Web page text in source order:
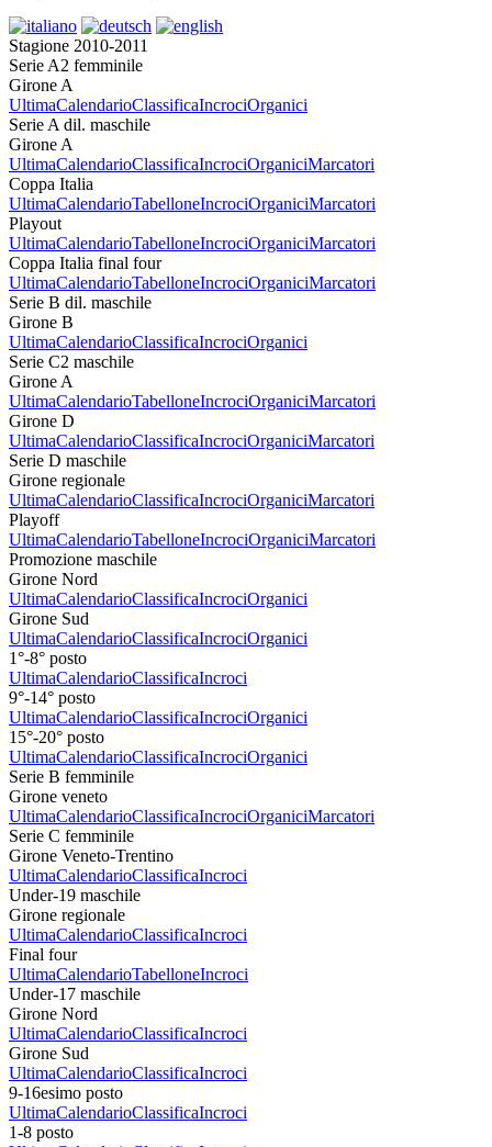
Stagione 2010-2011
Serie A2 femminile
Girone A
UltimaCalendarioClassificaIncrociOrganici
Serie A dil. maschile
Girone A
UltimaCalendarioClassificaIncrociOrganiciMarcatori
Coppa Italia
UltimaCalendarioTabelloneIncrociOrganiciMarcatori
Playout
UltimaCalendarioTabelloneIncrociOrganiciMarcatori
Coppa Italia final four
UltimaCalendarioTabelloneIncrociOrganiciMarcatori
Serie B dil. maschile
Girone B
UltimaCalendarioClassificaIncrociOrganici
Serie C2 maschile
Girone A
UltimaCalendarioTabelloneIncrociOrganiciMarcatori
Girone D
UltimaCalendarioClassificaIncrociOrganiciMarcatori
Serie D maschile
Girone regionale
UltimaCalendarioClassificaIncrociOrganiciMarcatori
Playoff
UltimaCalendarioTabelloneIncrociOrganiciMarcatori
Promozione maschile
Girone Nord
UltimaCalendarioClassificaIncrociOrganici
Girone Sud
UltimaCalendarioClassificaIncrociOrganici
1°-8° posto
UltimaCalendarioClassificaIncroci
9°-14° posto
UltimaCalendarioClassificaIncrociOrganici
15°-20° posto
UltimaCalendarioClassificaIncrociOrganici
Serie B femminile
Girone veneto
UltimaCalendarioClassificaIncrociOrganiciMarcatori
Serie C femminile
Girone Veneto-Trentino
UltimaCalendarioClassificaIncroci
Under-19 maschile
Girone regionale
UltimaCalendarioClassificaIncroci
Final four
UltimaCalendarioTabelloneIncroci
Under-17 maschile
Girone Nord
UltimaCalendarioClassificaIncroci
Girone Sud
UltimaCalendarioClassificaIncroci
9-16esimo posto
UltimaCalendarioClassificaIncroci
1-8 posto